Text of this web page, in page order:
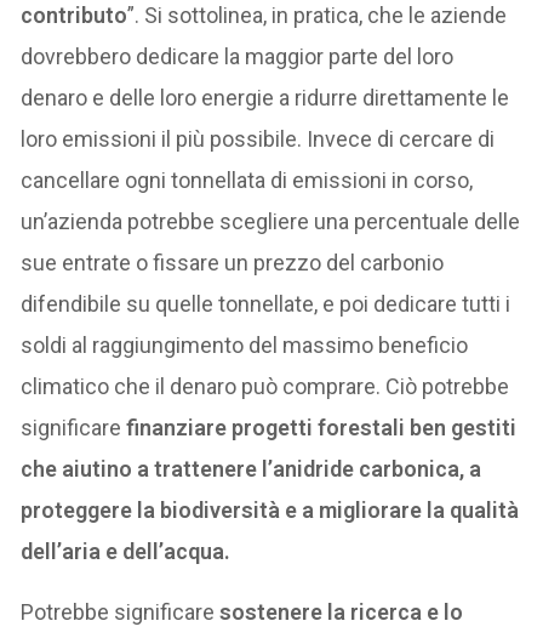
contributo”. Si sottolinea, in pratica, che le aziende
dovrebbero dedicare la maggior parte del loro
denaro e delle loro energie a ridurre direttamente le
loro emissioni il più possibile. Invece di cercare di
cancellare ogni tonnellata di emissioni in corso,
un’azienda potrebbe scegliere una percentuale delle
sue entrate o fissare un prezzo del carbonio
difendibile su quelle tonnellate, e poi dedicare tutti i
soldi al raggiungimento del massimo beneficio
climatico che il denaro può comprare. Ciò potrebbe
significarefinanziare progetti forestali ben gestiti
che aiutino a trattenere l’anidride carbonica, a
proteggere la biodiversità e a migliorare la qualità
dell’aria e dell’acqua.
Potrebbe significare sostenere la ricerca e lo